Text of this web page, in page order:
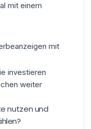
mit einem
mit
investieren
weiter
nutzen und